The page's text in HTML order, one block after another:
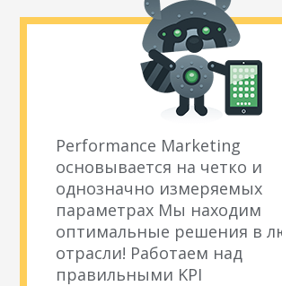
Performance Marketing
основывается на четко и
однозначно измеряемых
параметрах Мы находим
оптимальные решения в
отрасли! Работаем над
правильными KPI